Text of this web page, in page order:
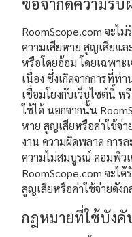
RoomScope.com จะไ
ความเสียหาย สูญเสียแล
หรือโดยอ้อม โดยเฉพาะ
เนื่อง ซึ่งเกิดจากการที่ท่
เชื่อมโยงกับเว็บไซต์นี้ ห
ใช้ได้ นอกจากนั้น
หาย สูญเสียหรือค่าใช้จ่า
งาน ความผิดพลาด การ
ความไม่สมบูรณ์ คอมพิวเ
RoomScope.com จะได้
สูญเสียหรือค่าใช้จ่ายดัง
กฎหมายที่ใช้บังคั